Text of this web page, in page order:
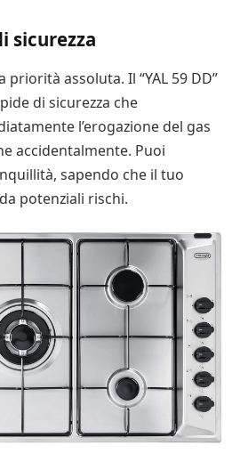
sicurezza
priorità assoluta. Il “YAL 59 DD”
di sicurezza che
l’erogazione del gas
accidentalmente. Puoi
sapendo che il tuo
potenziali rischi.